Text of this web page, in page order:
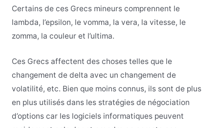
Certains de ces Grecs mineurs comprennent le
lambda, l’epsilon, le vomma, la vera, la vitesse, le
zomma, la couleur et l’ultima.
Ces Grecs affectent des choses telles que le
changement de delta avec un changement de
volatilité, etc. Bien que moins connus, ils sont de plus
en plus utilisés dans les stratégies de négociation
d’options car les logiciels informatiques peuvent